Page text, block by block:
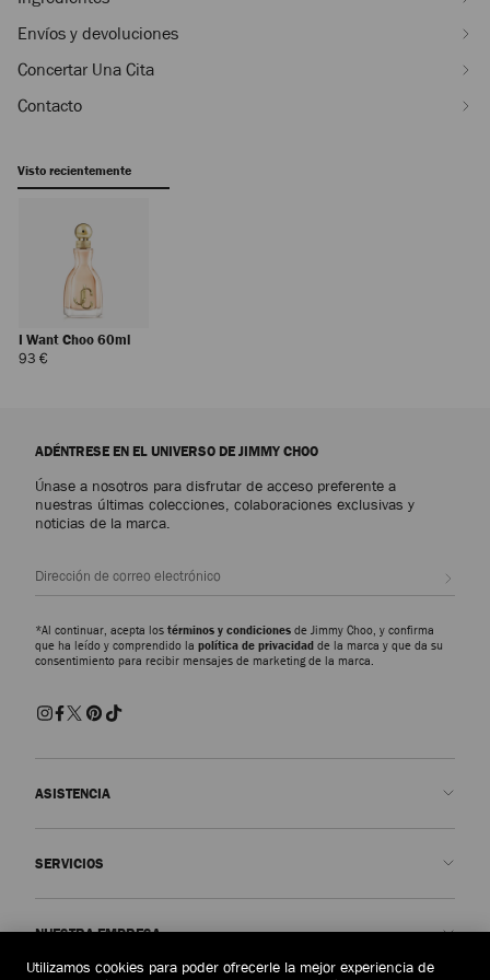
Envíos y devoluciones
Concertar Una Cita
Contacto
Visto recientemente
I Want Choo 60ml
93 €
ADÉNTRESE EN EL UNIVERSO DE JIMMY CHOO
Únase a nosotros para disfrutar de acceso preferente a
nuestras últimas colecciones, colaboraciones exclusivas y
noticias de la marca.
*Al continuar, acepta los términos y condiciones de Jimmy Choo, y confirma
que ha leído y comprendido la política de privacidad de la marca y que da su
consentimiento para recibir mensajes de marketing de la marca.
ASISTENCIA
SERVICIOS
NUESTRA EMPRESA
Utilizamos cookies para poder ofrecerle la mejor experiencia de